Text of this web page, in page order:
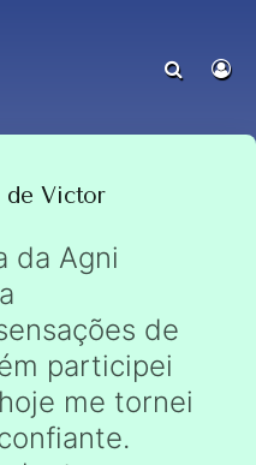
de Victor
da Agni
de
participei
me tornei